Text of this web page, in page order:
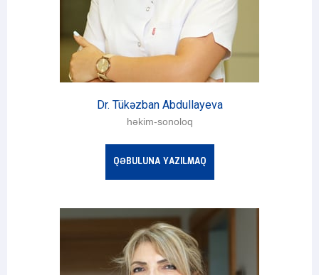
Dr. Tükəzban Abdullayeva
həkim-sonoloq
QƏBULUNA YAZILMAQ